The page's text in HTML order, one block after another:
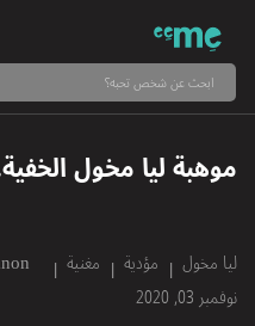
موهبة ليا مخول
ليا مخول مؤدية مغنية
نوفمبر 03, 2020